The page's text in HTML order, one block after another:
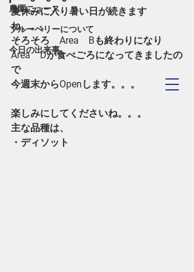
TOYOHASHI
農園ニュース
ブルーベリーについて
今日の出来事
夏休みに入り暑い日が続きます
ね。。。
そろそろ　Area　Bも終わりになり
Area　Dが食べごろになってきましたの
で
今週末からOpenします。。。
楽しみにしてくださいね。。。
主な品種は、
・ディソット